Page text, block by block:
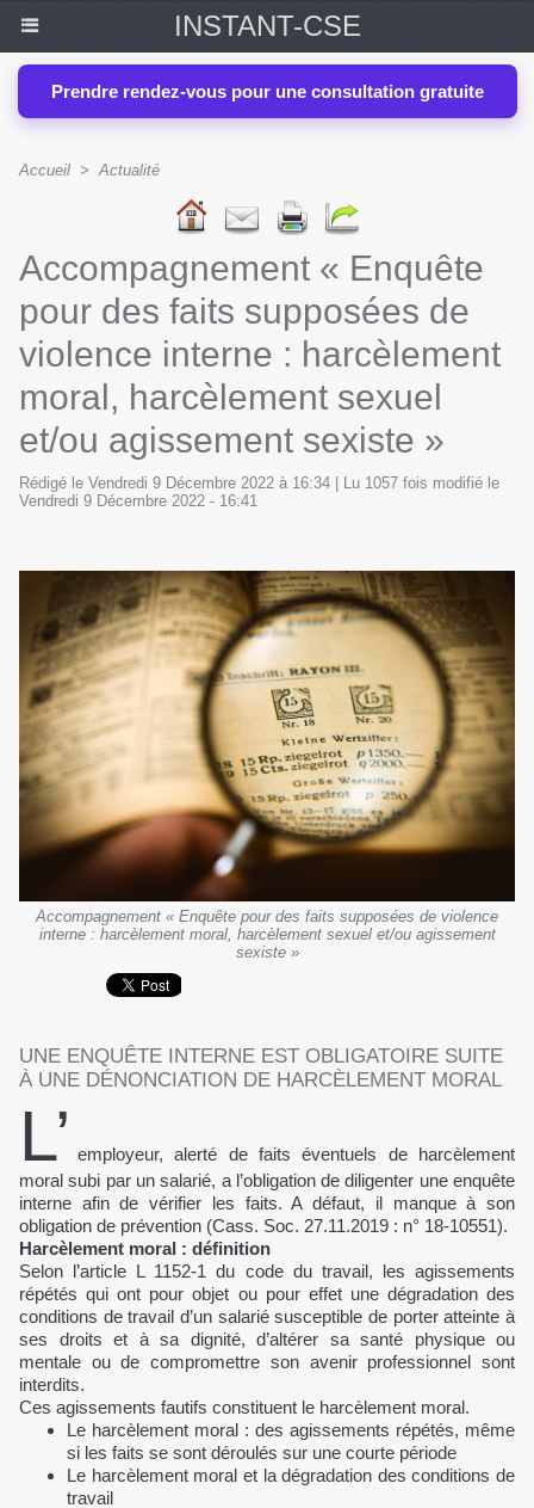
INSTANT-CSE
Prendre rendez-vous pour une consultation gratuite
Accueil > Actualité
Accompagnement « Enquête
pour des faits supposées de
violence interne : harcèlement
moral, harcèlement sexuel
et/ou agissement sexiste »
Rédigé le Vendredi 9 Décembre 2022 à 16:34 | Lu 1057 fois modifié le
Vendredi 9 Décembre 2022 - 16:41
Accompagnement « Enquête pour des faits supposées de violence
interne : harcèlement moral, harcèlement sexuel et/ou agissement
sexiste »
UNE ENQUÊTE INTERNE EST OBLIGATOIRE SUITE
À UNE DÉNONCIATION DE HARCÈLEMENT MORAL
L’ employeur, alerté de faits éventuels de harcèlement
moral subi par un salarié, a l’obligation de diligenter une enquête
interne afin de vérifier les faits. A défaut, il manque à son
obligation de prévention (Cass. Soc. 27.11.2019 : n° 18-10551).
Harcèlement moral : définition
Selon l’article L 1152-1 du code du travail, les agissements
répétés qui ont pour objet ou pour effet une dégradation des
conditions de travail d’un salarié susceptible de porter atteinte à
ses droits et à sa dignité, d’altérer sa santé physique ou
mentale ou de compromettre son avenir professionnel sont
interdits.
Ces agissements fautifs constituent le harcèlement moral.
Le harcèlement moral : des agissements répétés, même
si les faits se sont déroulés sur une courte période
Le harcèlement moral et la dégradation des conditions de
travail